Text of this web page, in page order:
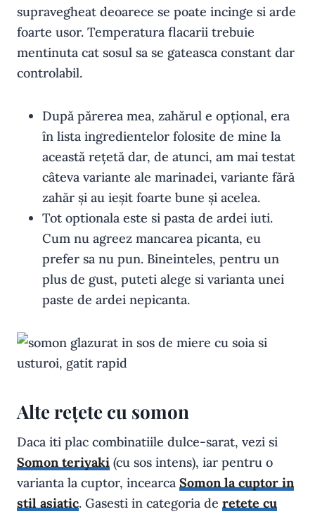
supravegheat deoarece se poate incinge si arde
foarte usor. Temperatura flacarii trebuie
mentinuta cat sosul sa se gateasca constant dar
controlabil.
După părerea mea, zahărul e opțional, era
în lista ingredientelor folosite de mine la
această rețetă dar, de atunci, am mai testat
câteva variante ale marinadei, variante fără
zahăr și au ieșit foarte bune și acelea.
Tot optionala este si pasta de ardei iuti.
Cum nu agreez mancarea picanta, eu
prefer sa nu pun. Bineinteles, pentru un
plus de gust, puteti alege si varianta unei
paste de ardei nepicanta.
Alte rețete cu somon
Daca iti plac combinatiile dulce-sarat, vezi si
Somon teriyaki (cu sos intens), iar pentru o
varianta la cuptor, incearca Somon la cuptor in
stil asiatic. Gasesti in categoria de retete cu